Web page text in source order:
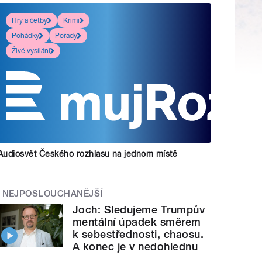
Hry a četby
Krimi
Pohádky
Pořady
Živé vysílání
Českého rozhlasu na jednom místě
NEJPOSLOUCHANĚJŠÍ
Joch: Sledujeme Trumpův
mentální úpadek směrem
k sebestřednosti, chaosu.
A konec je v nedohlednu